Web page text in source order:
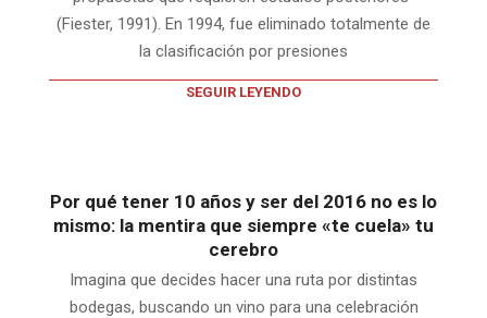
(Fiester, 1991). En 1994, fue eliminado totalmente de
la clasificación por presiones
SEGUIR LEYENDO
Por qué tener 10 años y ser del 2016 no es lo
mismo: la mentira que siempre «te cuela» tu
cerebro
Imagina que decides hacer una ruta por distintas
bodegas, buscando un vino para una celebración